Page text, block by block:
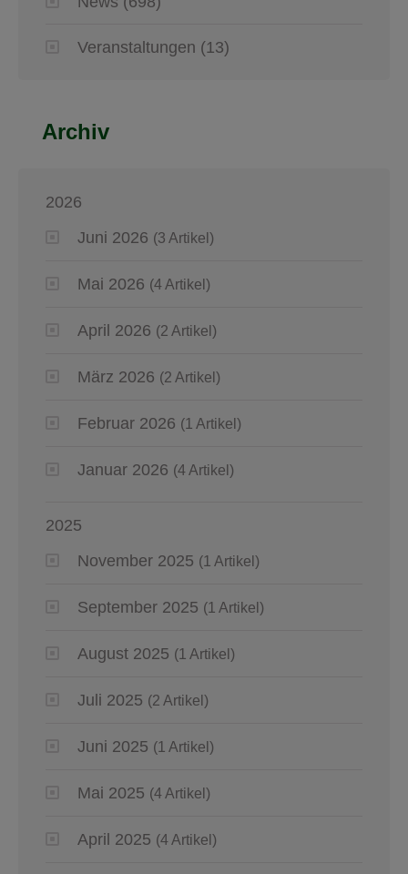
Veranstaltungen (13)
Archiv
2026
Juni 2026 (3 Artikel)
Mai 2026 (4 Artikel)
April 2026 (2 Artikel)
März 2026 (2 Artikel)
Februar 2026 (1 Artikel)
Januar 2026 (4 Artikel)
2025
November 2025 (1 Artikel)
September 2025 (1 Artikel)
August 2025 (1 Artikel)
Juli 2025 (2 Artikel)
Juni 2025 (1 Artikel)
Mai 2025 (4 Artikel)
April 2025 (4 Artikel)